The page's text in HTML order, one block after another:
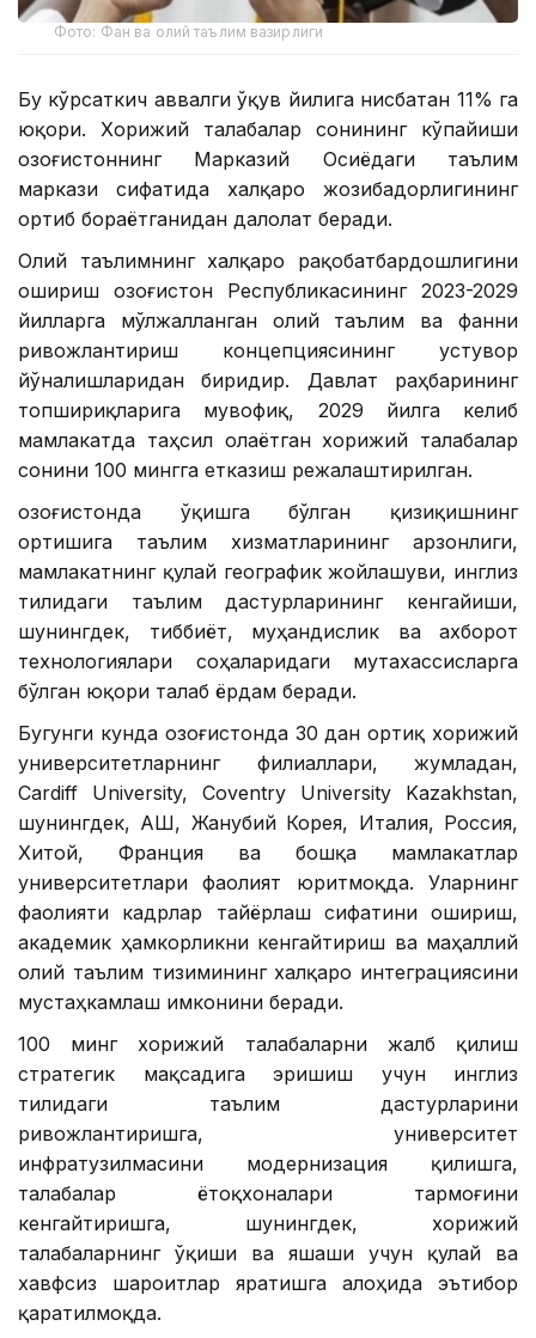
Фото: Фан ва олий таълим вазирлиги
Бу кўрсаткич аввалги ўқув йилига нисбатан 11% га
юқори. Хорижий талабалар сонининг кўпайиши
Қозоғистоннинг Марказий Осиёдаги таълим
маркази сифатида халқаро жозибадорлигининг
ортиб бораётганидан далолат беради.
Олий таълимнинг халқаро рақобатбардошлигини
ошириш Қозоғистон Республикасининг 2023-2029
йилларга мўлжалланган олий таълим ва фанни
ривожлантириш концепциясининг устувор
йўналишларидан биридир. Давлат раҳбарининг
топшириқларига мувофиқ, 2029 йилга келиб
мамлакатда таҳсил олаётган хорижий талабалар
сонини 100 мингга етказиш режалаштирилган.
Қозоғистонда ўқишга бўлган қизиқишнинг
ортишига таълим хизматларининг арзонлиги,
мамлакатнинг қулай географик жойлашуви, инглиз
тилидаги таълим дастурларининг кенгайиши,
шунингдек, тиббиёт, муҳандислик ва ахборот
технологиялари соҳаларидаги мутахассисларга
бўлган юқори талаб ёрдам беради.
Бугунги кунда Қозоғистонда 30 дан ортиқ хорижий
университетларнинг филиаллари, жумладан,
Cardiff University, Coventry University Kazakhstan,
шунингдек, АҚШ, Жанубий Корея, Италия, Россия,
Хитой, Франция ва бошқа мамлакатлар
университетлари фаолият юритмоқда. Уларнинг
фаолияти кадрлар тайёрлаш сифатини ошириш,
академик ҳамкорликни кенгайтириш ва маҳаллий
олий таълим тизимининг халқаро интеграциясини
мустаҳкамлаш имконини беради.
100 минг хорижий талабаларни жалб қилиш
стратегик мақсадига эришиш учун инглиз
тилидаги таълим дастурларини
ривожлантиришга, университет
инфратузилмасини модернизация қилишга,
талабалар ётоқхоналари тармоғини
кенгайтиришга, шунингдек, хорижий
талабаларнинг ўқиши ва яшаши учун қулай ва
хавфсиз шароитлар яратишга алоҳида эътибор
қаратилмоқда.